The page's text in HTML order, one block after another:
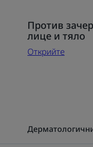
Против
зачервяване
и
Против
лице и тяло
Открийте